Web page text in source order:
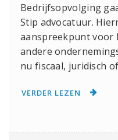
Bedrijfsopvolging
Stip advocatuur.
aanspreekpunt voor
andere
nu fiscaal, juridisch
VERDER LEZEN